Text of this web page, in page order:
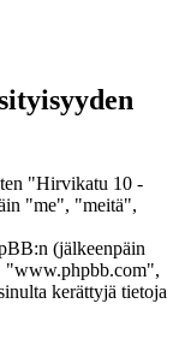
"Hirvikatu 10 -
"me", "meitä",
(jälkeenpäin
kerättyjä tietoja